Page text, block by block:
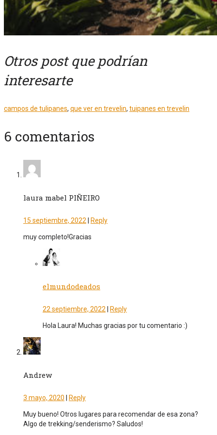
Otros post que podrían
interesarte
campos de tulipanes, que ver en trevelin, tuipanes en trevelin
6 comentarios
laura mabel PIÑEIRO
15 septiembre, 2022 Reply
muy completo!Gracias
elmundodeados
22 septiembre, 2022 Reply
Hola Laura! Muchas gracias por tu comentario :)
Andrew
3 mayo, 2020 Reply
Muy bueno! Otros lugares para recomendar de esa zona?
Algo de trekking/senderismo? Saludos!